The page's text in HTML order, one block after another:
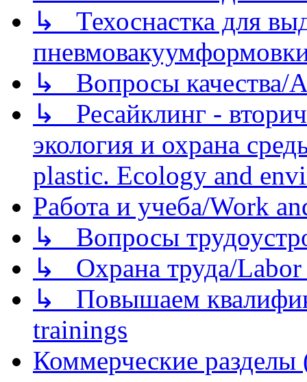
↳ Техоснастка для
↳ Вопросы качества/
↳ Ресайклинг -
экология и охрана
plastic. Ecology and
Работа и учеба/Work
↳ Вопросы
↳ Охрана труда/Labor
↳ Повышаем
trainings
Коммерческие